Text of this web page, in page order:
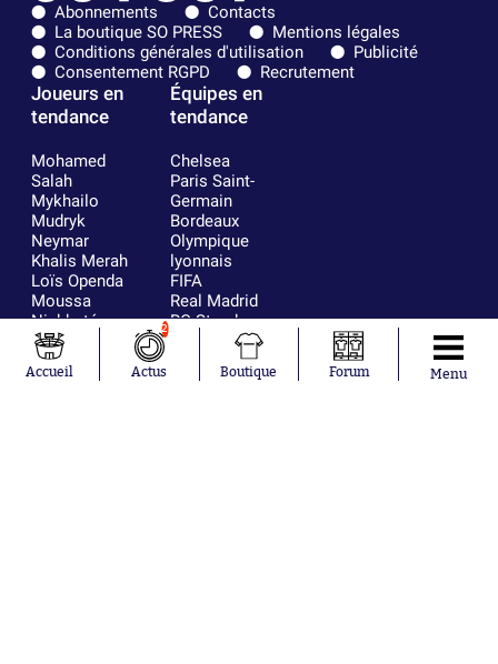
Abonnements
Contacts
La boutique SO PRESS
Mentions légales
Conditions générales d'utilisation
Publicité
Consentement RGPD
Recrutement
Joueurs en
tendance
Mohamed
Salah
Mykhailo
Mudryk
Neymar
Khalis Merah
Loïs Openda
Moussa
Niakhaté
Nicolás
Tagliafico
Pavel Šulc
Équipes en
tendance
Chelsea
Paris Saint-
Germain
Bordeaux
Olympique
lyonnais
FIFA
Real Madrid
RC Strasbourg
AC Milan
RC Lens
Accueil
2
Actus Boutique Forum Menu